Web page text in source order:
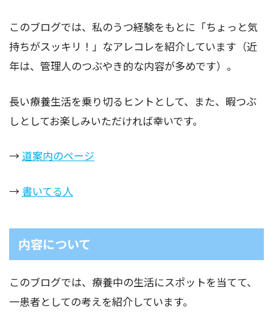
このブログでは、私のうつ経験をもとに「ちょっと気
持ちがスッキリ！」なアレコレを紹介しています（近
年は、管理人のつぶやき的な内容が多めです）。
長い療養生活を乗り切るヒントとして、また、暇つぶ
しとしてお楽しみいただければ幸いです。
→道案内のページ
→ 書いてる人
内容について
このブログでは、療養中の生活にスポットを当てて、
一患者としての考えを紹介しています。